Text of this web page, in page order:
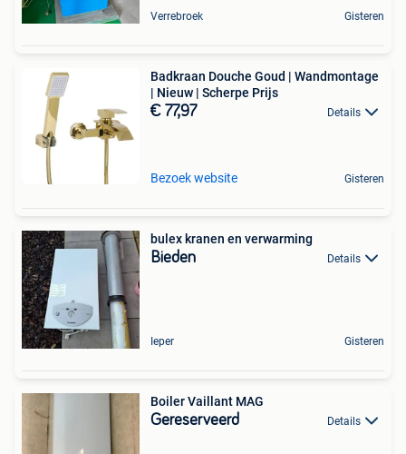
Verrebroek Gisteren
Badkraan Douche Goud | Wandmontage
| Nieuw | Scherpe Prijs
€ 77,97 Details
Bezoek website Gisteren
bulex kranen en verwarming
Bieden Details
Ieper Gisteren
Boiler Vaillant MAG
Gereserveerd Details